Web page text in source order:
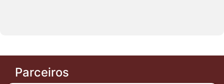
Parceiros